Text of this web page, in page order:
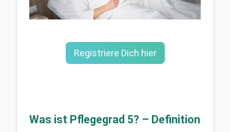
Registriere Dich hier
Was ist Pflegegrad 5? – Definition